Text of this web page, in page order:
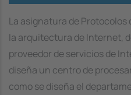
La asignatura de
la arquitectura de Internet,
proveedor de servicios de
diseña un centro de
como se diseña el